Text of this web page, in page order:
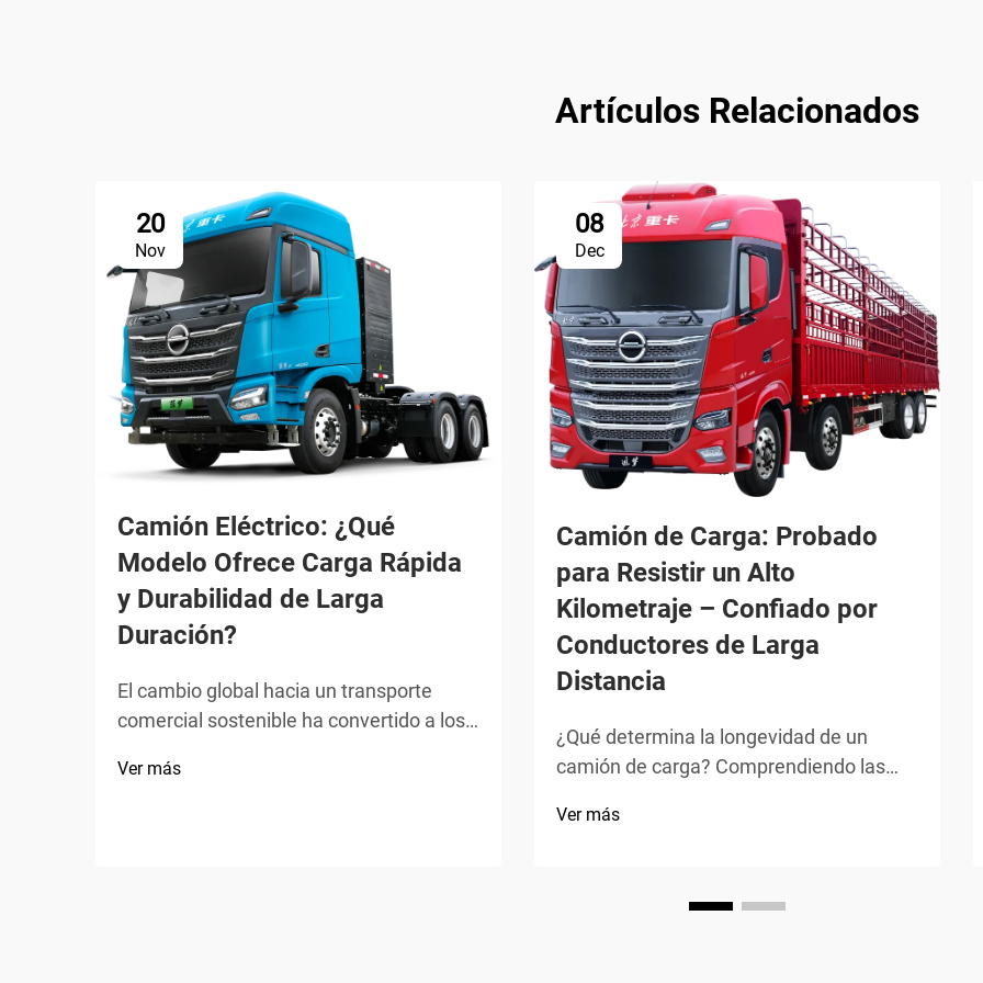
Artículos Relacionados
20
Nov
Camión Eléctrico: ¿Qué
Modelo Ofrece Carga Rápida
y Durabilidad de Larga
Duración?
El cambio global hacia un transporte
comercial sostenible ha convertido a los
para las industrias logísticas y de
Ver más
08
Dec
Camión de Carga: Probado
para Resistir un Alto
Kilometraje – Confiado por
Conductores de Larga
Distancia
¿Qué determina la longevidad de un
camión de carga? Comprendiendo las
Para camiones de carga, estudios del
500.000 y 750.000 millas con el
Ver más